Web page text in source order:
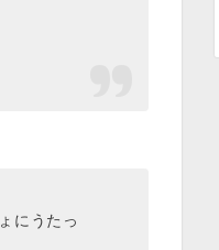
にうたっ